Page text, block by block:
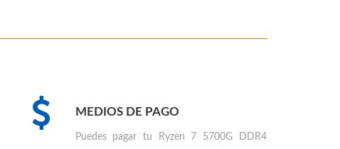
MEDIOS DE PAGO
Puedes pagar tu Ryzen 7 5700G DDR4